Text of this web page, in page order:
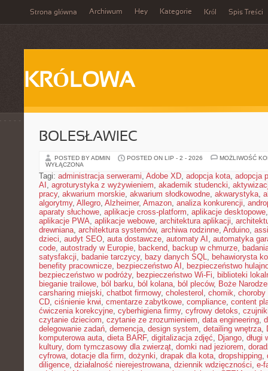
Strona główna Archiwum Hey Kategorie Król Spis Treści
KRÓLOWA
BOLESŁAWIEC
POSTED BY ADMIN POSTED ON LIP - 2 - 2026
MOŻLIWOŚĆ
WYŁĄCZONA
Tagi: administracja serwerami, Adobe XD, adopcja kota, adopcja
AI , agroturystyka z wyżywieniem, akademik studencki,
pracy, akwarium morskie, akwarium słodkowodne, akwarystyka,
algorytmy, Allegro, Alzheimer, Amazon, analiza konkurencji,
aparaty słuchowe, aplikacje cross-platform, aplikacje desktopowe
aplikacje PWA, aplikacje webowe, architektura aplikacji,
drewniana, architektura systemów, archiwa rodzinne, Arduino,
dzieci, audyt SEO, auta dostawcze, automaty AI , automatyka
code, autostrady w Europie, backend, backup w chmurze,
satysfakcji, badanie tarczycy, bazy danych SQL, behawiorysta
benefity pracownicze, bezpieczeństwo AI , bezpieczeństwo
bezpieczeństwo w podróży, bezpieczeństwo Wi-Fi, biblioteki
bieganie trailowe, ból barku, ból kolana, ból pleców, Boże
carsharing miejski, chatbot firmowy, cholesterol , chomik, choroby
CD, ciśnienie krwi, cmentarze zabytkowe, compliance, content
ćwiczenia korekcyjne, cyberhigiena firmy, cyfrowy detoks,
czytanie dzieciom, czytanie ze zrozumieniem, data engineering,
delegowanie zadań, demencja, design system, detailing wnętrza,
komputerowa auta, dieta BARF, digitalizacja zdjęć, Django, długi
kultury, dom tymczasowy dla zwierząt, domki nad jeziorem,
cyfrowa, dotacje dla firm, dożynki, drapak dla kota, dropshipping,
diligence, działalność nierejestrowana, dziennik wdzięczności, e-